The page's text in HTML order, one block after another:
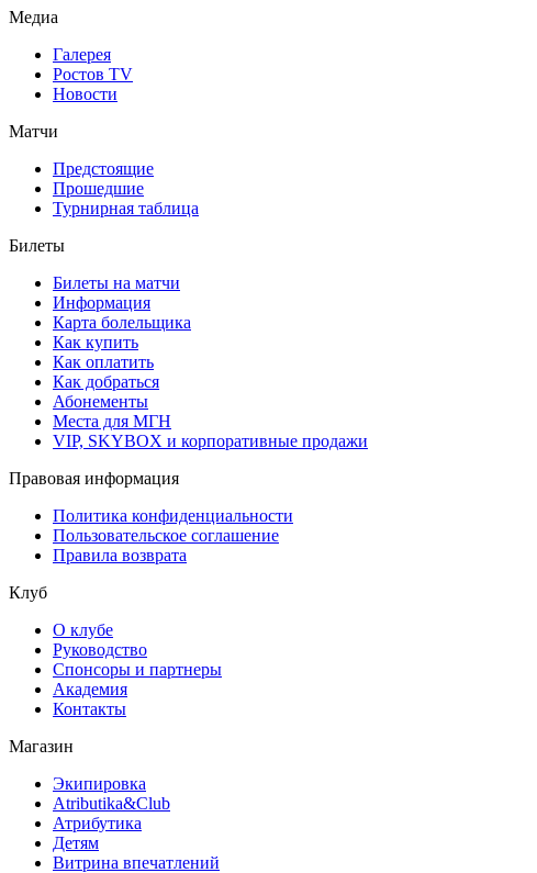
Медиа
Галерея
Ростов TV
Новости
Матчи
Предстоящие
Прошедшие
Турнирная таблица
Билеты
Билеты на матчи
Информация
Карта болельщика
Как купить
Как оплатить
Как добраться
Абонементы
Места для МГН
VIP, SKYBOX и корпоративные продажи
Правовая информация
Политика конфиденциальности
Пользовательское соглашение
Правила возврата
Клуб
О клубе
Руководство
Спонсоры и партнеры
Академия
Контакты
Магазин
Экипировка
Atributika&Club
Атрибутика
Детям
Витрина впечатлений